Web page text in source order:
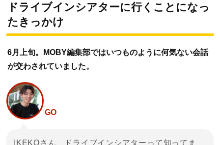
ドライブインシアターに行くことになっ
たきっかけ
6月上旬。MOBY編集部ではいつものように何気ない会話
が交わされていました。
GO
IKEKOさん、ドライブインシアターって知ってま